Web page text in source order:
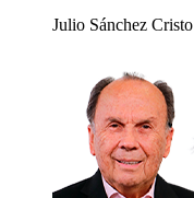
Julio Sánchez Cristo